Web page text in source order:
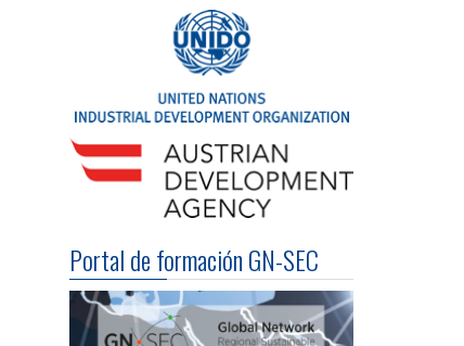
Portal de formación GN-SEC